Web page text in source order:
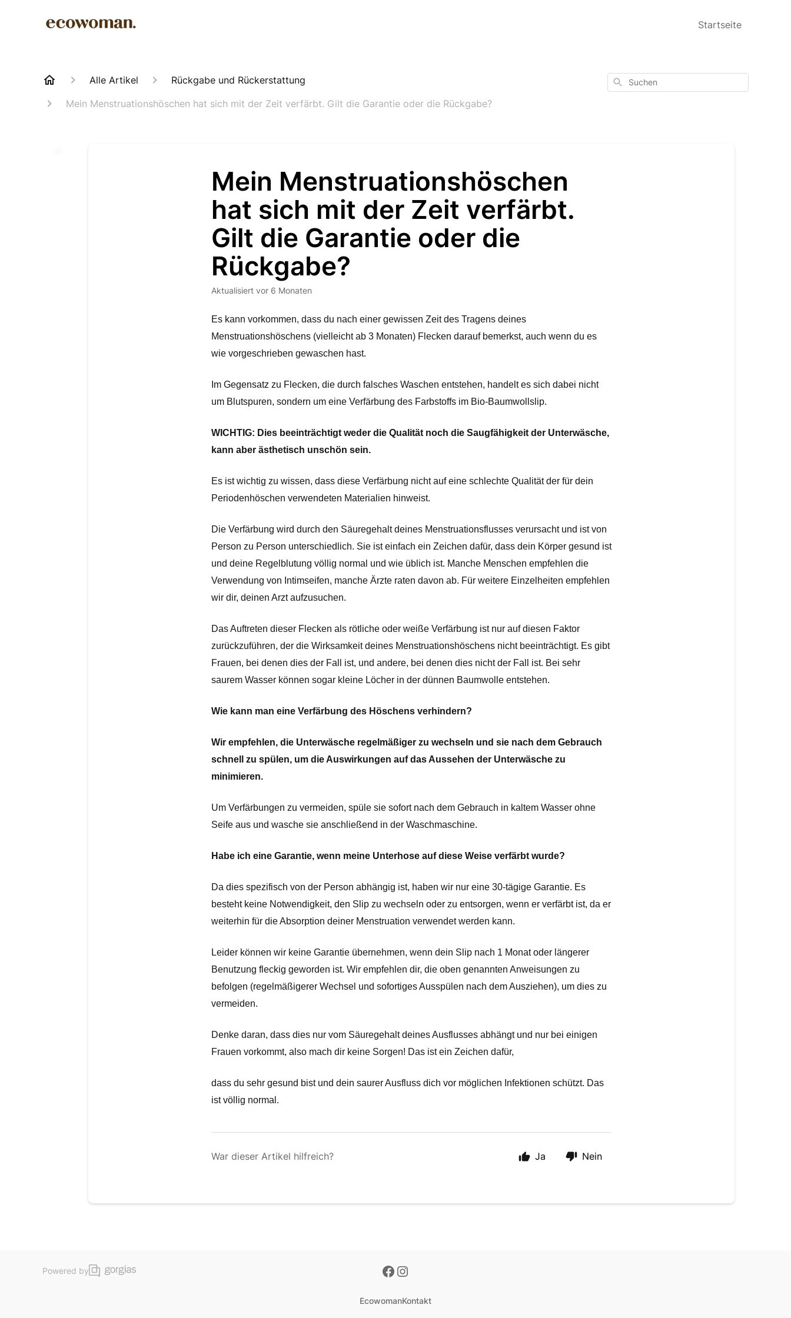
Startseite
Alle Artikel
Rückgabe und Rückerstattung
Mein Menstruationshöschen hat sich mit der Zeit verfärbt. Gilt die Garantie oder die Rückgabe?
Suchen
Mein Menstruationshöschen
hat sich mit der Zeit verfärbt.
Gilt die Garantie oder die
Rückgabe?
Aktualisiert vor 6 Monaten
Es kann vorkommen, dass du nach einer gewissen Zeit des Tragens deines
Menstruationshöschens (vielleicht ab 3 Monaten) Flecken darauf bemerkst, auch wenn du es
wie vorgeschrieben gewaschen hast.
Im Gegensatz zu Flecken, die durch falsches Waschen entstehen, handelt es sich dabei nicht
um Blutspuren, sondern um eine Verfärbung des Farbstoffs im Bio-Baumwollslip.
WICHTIG: Dies beeinträchtigt weder die Qualität noch die Saugfähigkeit der Unterwäsche,
kann aber ästhetisch unschön sein.
Es ist wichtig zu wissen, dass diese Verfärbung nicht auf eine schlechte Qualität der für dein
Periodenhöschen verwendeten Materialien hinweist.
Die Verfärbung wird durch den Säuregehalt deines Menstruationsflusses verursacht und ist von
Person zu Person unterschiedlich. Sie ist einfach ein Zeichen dafür, dass dein Körper gesund ist
und deine Regelblutung völlig normal und wie üblich ist. Manche Menschen empfehlen die
Verwendung von Intimseifen, manche Ärzte raten davon ab. Für weitere Einzelheiten empfehlen
wir dir, deinen Arzt aufzusuchen.
Das Auftreten dieser Flecken als rötliche oder weiße Verfärbung ist nur auf diesen Faktor
zurückzuführen, der die Wirksamkeit deines Menstruationshöschens nicht beeinträchtigt. Es gibt
Frauen, bei denen dies der Fall ist, und andere, bei denen dies nicht der Fall ist. Bei sehr
saurem Wasser können sogar kleine Löcher in der dünnen Baumwolle entstehen.
Wie kann man eine Verfärbung des Höschens verhindern?
Wir empfehlen, die Unterwäsche regelmäßiger zu wechseln und sie nach dem Gebrauch
schnell zu spülen, um die Auswirkungen auf das Aussehen der Unterwäsche zu
minimieren.
Um Verfärbungen zu vermeiden, spüle sie sofort nach dem Gebrauch in kaltem Wasser ohne
Seife aus und wasche sie anschließend in der Waschmaschine.
Habe ich eine Garantie, wenn meine Unterhose auf diese Weise verfärbt wurde?
Da dies spezifisch von der Person abhängig ist, haben wir nur eine 30-tägige Garantie. Es
besteht keine Notwendigkeit, den Slip zu wechseln oder zu entsorgen, wenn er verfärbt ist, da er
weiterhin für die Absorption deiner Menstruation verwendet werden kann.
Leider können wir keine Garantie übernehmen, wenn dein Slip nach 1 Monat oder längerer
Benutzung fleckig geworden ist. Wir empfehlen dir, die oben genannten Anweisungen zu
befolgen (regelmäßigerer Wechsel und sofortiges Ausspülen nach dem Ausziehen), um dies zu
vermeiden.
Denke daran, dass dies nur vom Säuregehalt deines Ausflusses abhängt und nur bei einigen
Frauen vorkommt, also mach dir keine Sorgen! Das ist ein Zeichen dafür,
dass du sehr gesund bist und dein saurer Ausfluss dich vor möglichen Infektionen schützt. Das
ist völlig normal.
War dieser Artikel hilfreich? Ja Nein
EcowomanKontakt
Powered by